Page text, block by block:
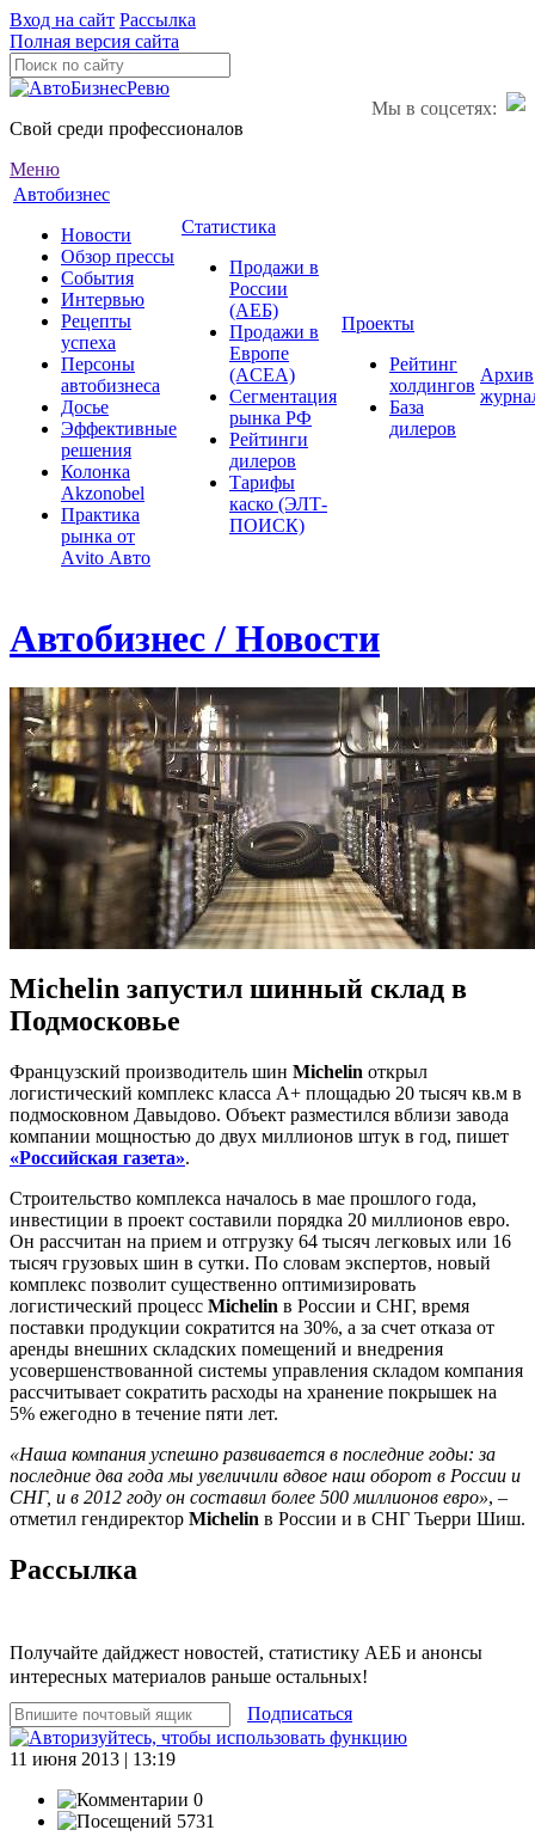
Вход на сайт Рассылка
Полная версия сайта
Мы в соцсетях:
Свой среди профессионалов
Меню
Автобизнес
Новости
Обзор прессы
События
Интервью
Рецепты
успеха
Персоны
автобизнеса
Досье
Эффективные
решения
Колонка
Akzonobel
Практика
рынка от
Аvito Авто
Статистика
Продажи в
России
(АЕБ)
Продажи в
Европе
(ACEA)
Сегментация
рынка РФ
Рейтинги
дилеров
Тарифы
каско (ЭЛТ-
ПОИСК)
Проекты
Рейтинг
холдингов
База
дилеров
Архив
Автобизнес / Новости
Michelin запустил шинный склад в
Подмосковье
Французский производитель шин Michelin открыл
логистический комплекс класса А+ площадью 20 тысяч кв.м в
подмосковном Давыдово. Объект разместился вблизи завода
компании мощностью до двух миллионов штук в год, пишет
«Российская газета».
Строительство комплекса началось в мае прошлого года,
инвестиции в проект составили порядка 20 миллионов евро.
Он рассчитан на прием и отгрузку 64 тысяч легковых или 16
тысяч грузовых шин в сутки. По словам экспертов, новый
комплекс позволит существенно оптимизировать
логистический процесс Michelin в России и СНГ, время
поставки продукции сократится на 30%, а за счет отказа от
аренды внешних складских помещений и внедрения
усовершенствованной системы управления складом компания
рассчитывает сократить расходы на хранение покрышек на
5% ежегодно в течение пяти лет.
«Наша компания успешно развивается в последние годы: за
последние два года мы увеличили вдвое наш оборот в России и
СНГ, и в 2012 году он составил более 500 миллионов евро», –
отметил гендиректор Michelin в России и в СНГ Тьерри Шиш.
Рассылка
Получайте дайджест новостей, статистику АЕБ и анонсы
интересных материалов раньше остальных!
Подписаться
11 июня 2013 | 13:19
0
5731